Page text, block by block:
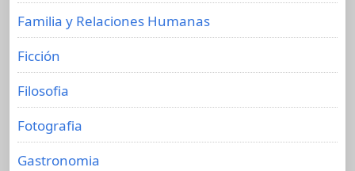
Familia y Relaciones Humanas
Ficción
Filosofia
Fotografia
Gastronomia